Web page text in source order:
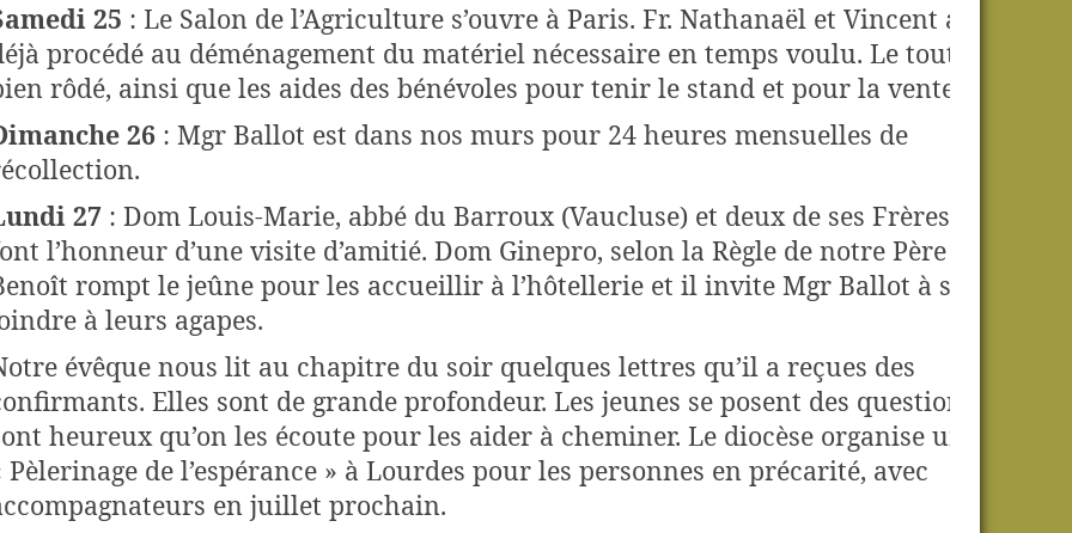
25 : Le Salon de l’Agriculture s’ouvre à Paris. Fr. Nathanaël et Vincent avaient
procédé au déménagement du matériel nécessaire en temps voulu. Le tout est
rôdé, ainsi que les aides des bénévoles pour tenir le stand et pour la vente.
26: Mgr Ballot est dans nos murs pour 24 heures mensuelles de
27: Dom Louis-Marie, abbé du Barroux (Vaucluse) et deux de ses Frères nous
l’honneur d’une visite d’amitié. Dom Ginepro, selon la Règle de notre Père saint
rompt le jeûne pour les accueillir à l’hôtellerie et il invite Mgr Ballot à se
à leurs agapes.
évêque nous lit au chapitre du soir quelques lettres qu’il a reçues des
Elles sont de grande profondeur. Les jeunes se posent des questions et
heureux qu’on les écoute pour les aider à cheminer. Le diocèse organise un
Pèlerinage de l’espérance » à Lourdes pour les personnes en précarité, avec
en juillet prochain.